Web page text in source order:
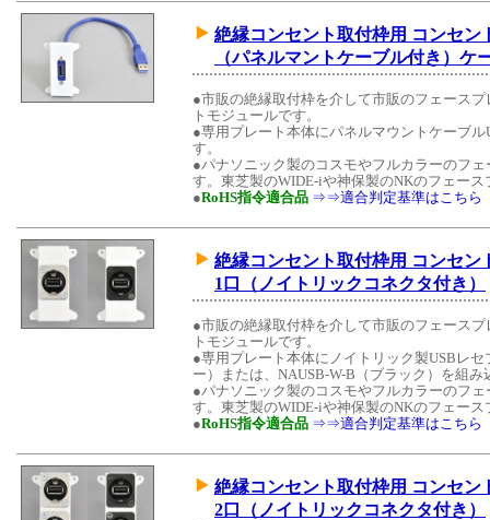
絶縁コンセント取付枠用 コンセ
（パネルマントケーブル付き）ケ
●市販の絶縁取付枠を介して市販のフェース
トモジュールです。
●専用プレート本体にパネルマウントケーブ
す。
●パナソニック製のコスモやフルカラーのフ
す。東芝製のWIDE-iや神保製のNKのフェー
●RoHS指令適合品 ⇒⇒適合判定基準はこちら
絶縁コンセント取付枠用 コンセン
1口（ノイトリックコネクタ付き）
●市販の絶縁取付枠を介して市販のフェース
トモジュールです。
●専用プレート本体にノイトリック製USBレ
ー）または、NAUSB-W-B（ブラック）を組み
●パナソニック製のコスモやフルカラーのフ
す。東芝製のWIDE-iや神保製のNKのフェー
●RoHS指令適合品 ⇒⇒適合判定基準はこちら
絶縁コンセント取付枠用 コンセン
2口（ノイトリックコネクタ付き）